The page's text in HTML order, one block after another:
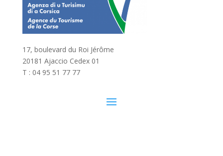
17, boulevard du Roi Jérôme
20181 Ajaccio Cedex 01
T : 04 95 51 77 77